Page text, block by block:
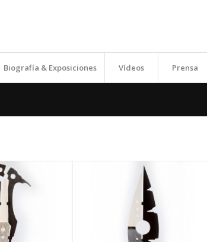
Biografía & Exposiciones Vídeos Prensa